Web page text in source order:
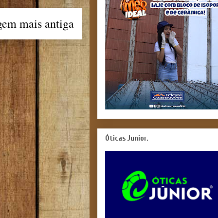
mais antiga
Óticas Junior.